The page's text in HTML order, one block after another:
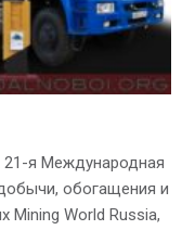
21-я Международная
обогащения и
Mining World Russia,